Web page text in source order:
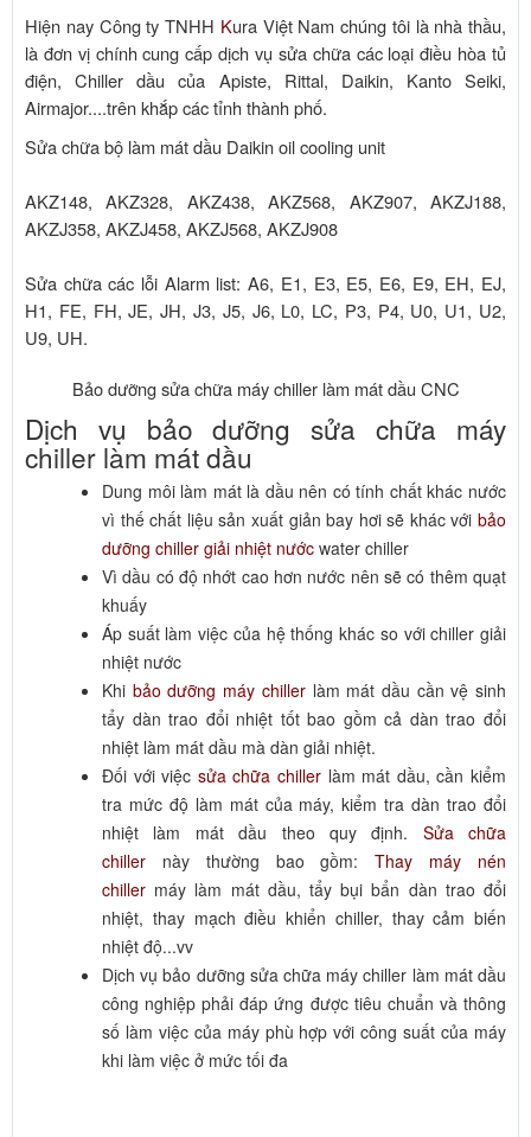
Hiện nay Công ty TNHH Kura Việt Nam chúng tôi là nhà thầu,
là đơn vị chính cung cấp dịch vụ sửa chữa các loại điều hòa tủ
điện, Chiller dầu của Apiste, Rittal, Daikin, Kanto Seiki,
Airmajor....trên khắp các tỉnh thành phố.
Sửa chữa bộ làm mát dầu Daikin oil cooling unit
AKZ148, AKZ328, AKZ438, AKZ568, AKZ907, AKZJ188,
AKZJ358, AKZJ458, AKZJ568, AKZJ908
Sửa chữa các lỗi Alarm list: A6, E1, E3, E5, E6, E9, EH, EJ,
H1, FE, FH, JE, JH, J3, J5, J6, L0, LC, P3, P4, U0, U1, U2,
U9, UH.
Bảo dưỡng sửa chữa máy chiller làm mát dầu CNC
Dịch vụ bảo dưỡng sửa chữa máy
chiller làm mát dầu
Dung môi làm mát là dầu nên có tính chất khác nước
vì thế chất liệu sản xuất giản bay hơi sẽ khác với bảo
dưỡng chiller giải nhiệt nước water chiller
Vì dầu có độ nhớt cao hơn nước nên sẽ có thêm quạt
khuấy
Áp suất làm việc của hệ thống khác so với chiller giải
nhiệt nước
Khi bảo dưỡng máy chillerlàm mát dầu cần vệ sinh
tẩy dàn trao đổi nhiệt tốt bao gồm cả dàn trao đổi
nhiệt làm mát dầu mà dàn giải nhiệt.
Đối với việc sửa chữa chiller làm mát dầu, cần kiểm
tra mức độ làm mát của máy, kiểm tra dàn trao đổi
nhiệt làm mát dầu theo quy định. Sửa chữa
chiller này thường bao gồm:Thay máy nén
chiller máy làm mát dầu, tẩy bụi bẩn dàn trao đổi
nhiệt, thay mạch điều khiển chiller, thay cảm biến
nhiệt độ...vv
Dịch vụ bảo dưỡng sửa chữa máy chiller làm mát dầu
công nghiệp phải đáp ứng được tiêu chuẩn và thông
số làm việc của máy phù hợp với công suất của máy
khi làm việc ở mức tối đa